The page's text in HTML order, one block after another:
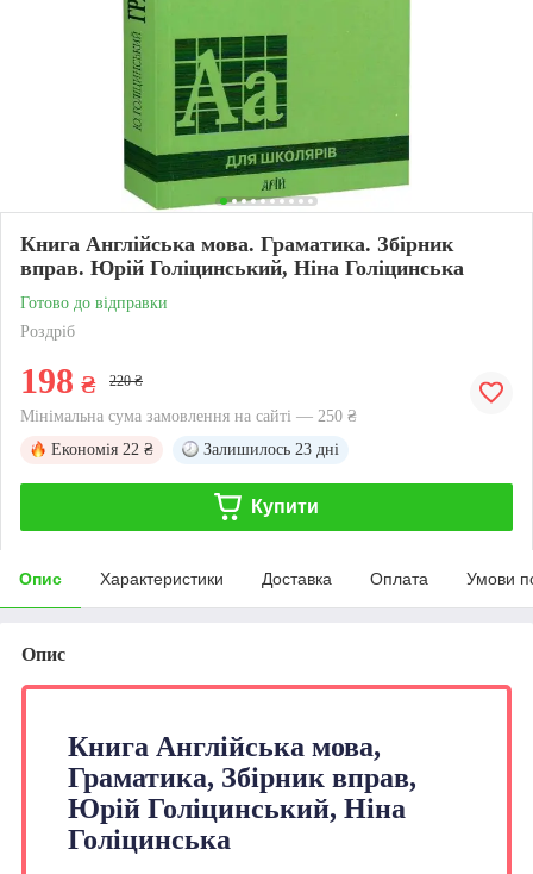
Книга Англійська мова. Граматика. Збірник
вправ. Юрій Голіцинський, Ніна Голіцинська
Готово до відправки
Роздріб
198 ₴ 220 ₴
Мінімальна сума замовлення на сайті — 250 ₴
Економія 22 ₴ Залишилось 23 дні
Купити
Опис Характеристики Доставка Оплата Умови
Опис
Книга Англійська мова,
Граматика, Збірник вправ,
Юрій Голіцинський, Ніна
Голіцинська